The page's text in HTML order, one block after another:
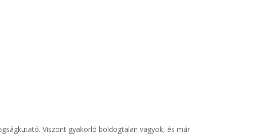
Viszont gyakorló boldogtalan vagyok, és már